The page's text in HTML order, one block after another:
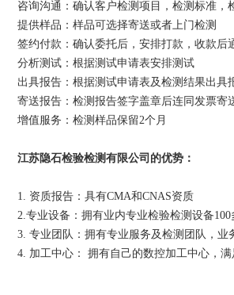
咨询沟通：确认客户检测项目，检测标准，
提供样品：样品可选择寄送或者上门检测
签约付款：确认委托后，安排打款，收款后
分析测试：根据测试申请表安排测试
出具报告：根据测试申请表及检测结果出
寄送报告：检测报告签字盖章后连同发票寄
增值服务：检测样品保留2个月
江苏隐石检验检测有限公司的优势：
1. 资质报告：具有CMA和CNAS资质
2.专业设备：拥有业内专业检验检测设备100
3. 专业团队：拥有专业服务及检测团队，业
4. 加工中心： 拥有自己的数控加工中心，